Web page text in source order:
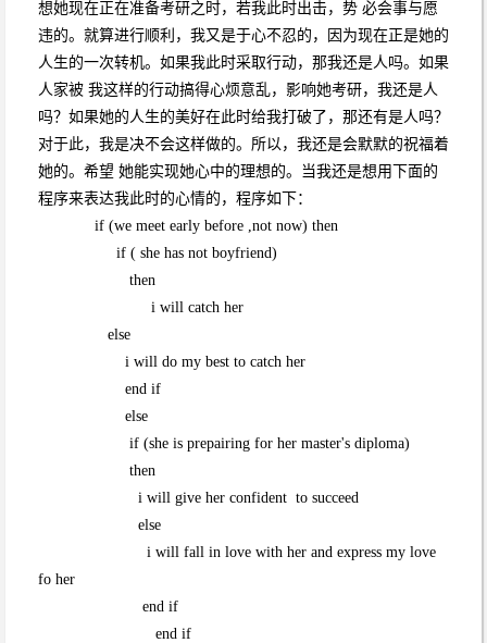
想她现在正在准备考研之时，若我此时出击，势 必会事与愿
违的。就算进行顺利，我又是于心不忍的，因为现在正是她的
人生的一次转机。如果我此时采取行动，那我还是人吗。如果
人家被 我这样的行动搞得心烦意乱，影响她考研，我还是人
吗？如果她的人生的美好在此时给我打破了，那还有是人吗？
对于此，我是决不会这样做的。所以，我还是会默默的祝福着
她的。希望 她能实现她心中的理想的。当我还是想用下面的
程序来表达我此时的心情的，程序如下：
if (we meet early before ,not now) then
if ( she has not boyfriend)
then
i will catch her
else
i will do my best to catch her
end if
else
if (she is prepairing for her master's diploma)
then
i will give her confident to succeed
else
i will fall in love with her and express my love
fo her
end if
end if